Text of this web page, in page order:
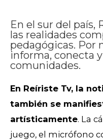
En el sur del país,
las realidades
pedagógicas. Por
informa, conecta
comunidades.
En Reíriste Tv, la
también se
artísticamente. La
juego, el micrófono